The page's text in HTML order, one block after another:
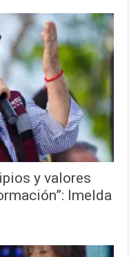
y valores
Imelda